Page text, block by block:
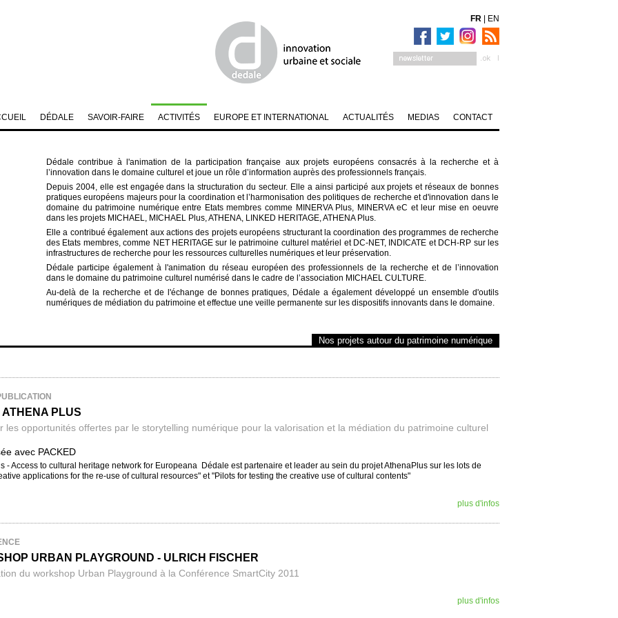
Dédale contribue à l'animation de la participation française aux projets européens consacrés à la recherche et à
l’innovation dans le domaine culturel et joue un rôle d’information auprès des professionnels français.
Depuis 2004, elle est engagée dans la structuration du secteur. Elle a ainsi participé aux projets et réseaux de bonnes
pratiques européens majeurs pour la coordination et l’harmonisation des politiques de recherche et d'innovation dans le
domaine du patrimoine numérique entre Etats membres comme MINERVA Plus, MINERVA eC et leur mise en oeuvre
dans les projets MICHAEL, MICHAEL Plus, ATHENA, LINKED HERITAGE, ATHENA Plus.
Elle a contribué également aux actions des projets européens structurant la coordination des programmes de recherche
des Etats membres, comme NET HERITAGE sur le patrimoine culturel matériel et DC-NET, INDICATE et DCH-RP sur les
infrastructures de recherche pour les ressources culturelles numériques et leur préservation.
Dédale participe également à l'animation du réseau européen des professionnels de la recherche et de l’innovation
dans le domaine du patrimoine culturel numérisé dans le cadre de l’association MICHAEL CULTURE.
Au-delà de la recherche et de l'échange de bonnes pratiques, Dédale a également développé un ensemble d'outils
numériques de médiation du patrimoine et effectue une veille permanente sur les dispositifs innovants dans le domaine.
Nos projets autour du patrimoine numérique
PLUS
les opportunités offertes par le storytelling numérique pour la valorisation et la médiation du patrimoine culturel
avec PACKED
- Access to cultural heritage network for Europeana Dédale est partenaire et leader au sein du projet AthenaPlus sur les lots de
applications for the re-use of cultural resources" et "Pilots for testing the creative use of cultural contents"
plus d'infos
URBAN PLAYGROUND - ULRICH FISCHER
du workshop Urban Playground à la Conférence SmartCity 2011
plus d'infos
CONTACT
MEDIAS
ACTUALITÉS
EUROPE ET INTERNATIONAL
ACTIVITÉS
SAVOIR-FAIRE
DÉDALE
FR EN